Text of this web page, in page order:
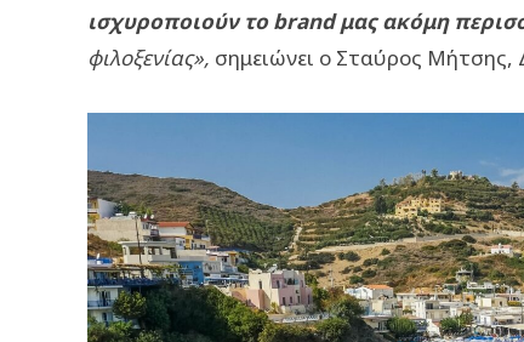
ισχυροποιούν τοbrandμας ακόμη
φιλοξενίας», σημειώνει ο Σταύρος Μήτσης,